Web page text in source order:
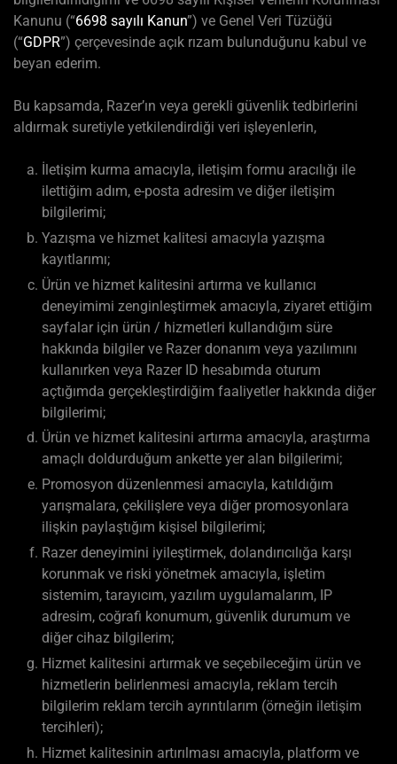
Kanunu (“6698 sayılı Kanun”) ve Genel Veri Tüzüğü
(“GDPR”) çerçevesinde açık rızam bulunduğunu kabul ve
beyan ederim.
Bu kapsamda, Razer’ın veya gerekli güvenlik tedbirlerini
aldırmak suretiyle yetkilendirdiği veri işleyenlerin,
İletişim kurma amacıyla, iletişim formu aracılığı ile
ilettiğim adım, e-posta adresim ve diğer iletişim
bilgilerimi;
Yazışma ve hizmet kalitesi amacıyla yazışma
kayıtlarımı;
Ürün ve hizmet kalitesini artırma ve kullanıcı
deneyimimi zenginleştirmek amacıyla, ziyaret ettiğim
sayfalar için ürün / hizmetleri kullandığım süre
hakkında bilgiler ve Razer donanım veya yazılımını
kullanırken veya Razer ID hesabımda oturum
açtığımda gerçekleştirdiğim faaliyetler hakkında diğer
bilgilerimi;
Ürün ve hizmet kalitesini artırma amacıyla, araştırma
amaçlı doldurduğum ankette yer alan bilgilerimi;
Promosyon düzenlenmesi amacıyla, katıldığım
yarışmalara, çekilişlere veya diğer promosyonlara
ilişkin paylaştığım kişisel bilgilerimi;
Razer deneyimini iyileştirmek, dolandırıcılığa karşı
korunmak ve riski yönetmek amacıyla, işletim
sistemim, tarayıcım, yazılım uygulamalarım, IP
adresim, coğrafi konumum, güvenlik durumum ve
diğer cihaz bilgilerim;
Hizmet kalitesini artırmak ve seçebileceğim ürün ve
hizmetlerin belirlenmesi amacıyla, reklam tercih
bilgilerim reklam tercih ayrıntılarım (örneğin iletişim
tercihleri);
Hizmet kalitesinin artırılması amacıyla, platform ve